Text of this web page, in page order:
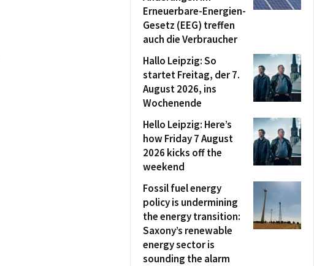
Erneuerbare-Energien-
Gesetz (EEG) treffen
auch die Verbraucher
Hallo Leipzig: So
startet Freitag, der 7.
August 2026, ins
Wochenende
Hello Leipzig: Here’s
how Friday 7 August
2026 kicks off the
weekend
Fossil fuel energy
policy is undermining
the energy transition:
Saxony’s renewable
energy sector is
sounding the alarm